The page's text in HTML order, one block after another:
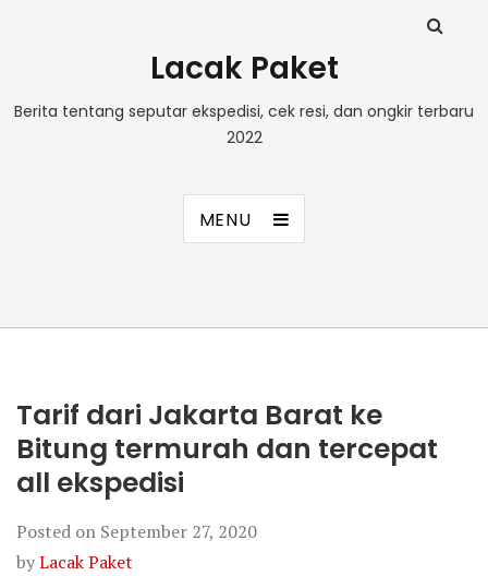
Lacak Paket
Berita tentang seputar ekspedisi, cek resi, dan ongkir terbaru
2022
MENU
Tarif dari Jakarta Barat ke
Bitung termurah dan tercepat
all ekspedisi
Posted on September 27, 2020
byLacak Paket